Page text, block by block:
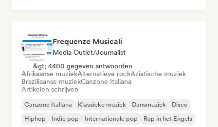
Frequenze Musicali
Media Outlet/Journalist
&gt; 4400 gegeven antwoorden
Afrikaanse muziekAlternatieve rockAziatische muziek
Braziliaanse muziekCanzone Italiana
Artikelen schrijven
Canzone Italiana Klassieke muziek Dansmuziek
Disco
Hiphop
Indie pop Internationale pop Rap in het Engels